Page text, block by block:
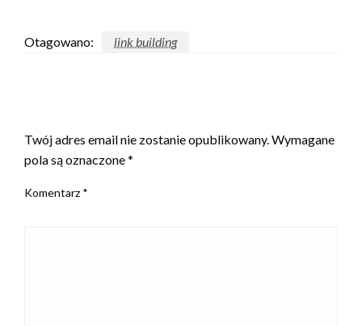
Otagowano: link building
Twój adres email nie zostanie opublikowany.Wymagane
pola są oznaczone*
Komentarz *